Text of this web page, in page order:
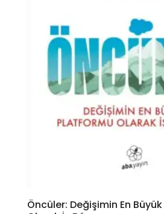
Öncüler: Değişimin En